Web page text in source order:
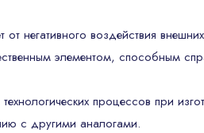
негативного воздействия
элементом, способным
процессов при
с другими аналогами.